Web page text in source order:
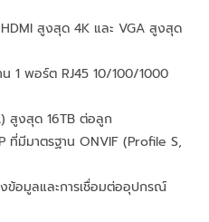
สูงสุด 4K และ VGA สูงสุด
น 1 พอร์ต RJ45 10/100/1000
สูงสุด 16TB ต่อลูก
ที่มีมาตรฐาน ONVIF (Profile S,
ข้อมูลและการเชื่อมต่ออุปกรณ์